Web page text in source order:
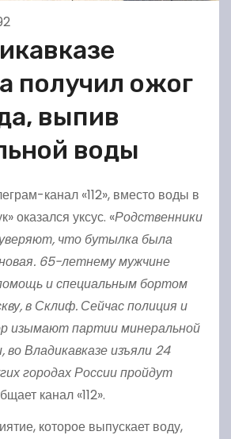
получил ожог
выпив
воды
канал «112», вместо воды в
оказался уксус. «Родственники
что бутылка была
65-летнему мужчине
и специальным бортом
в Склиф. Сейчас полиция и
изымают партии минеральной
Владикавказе изъяли 24
городах России пройдут
канал «112».
которое выпускает воду,